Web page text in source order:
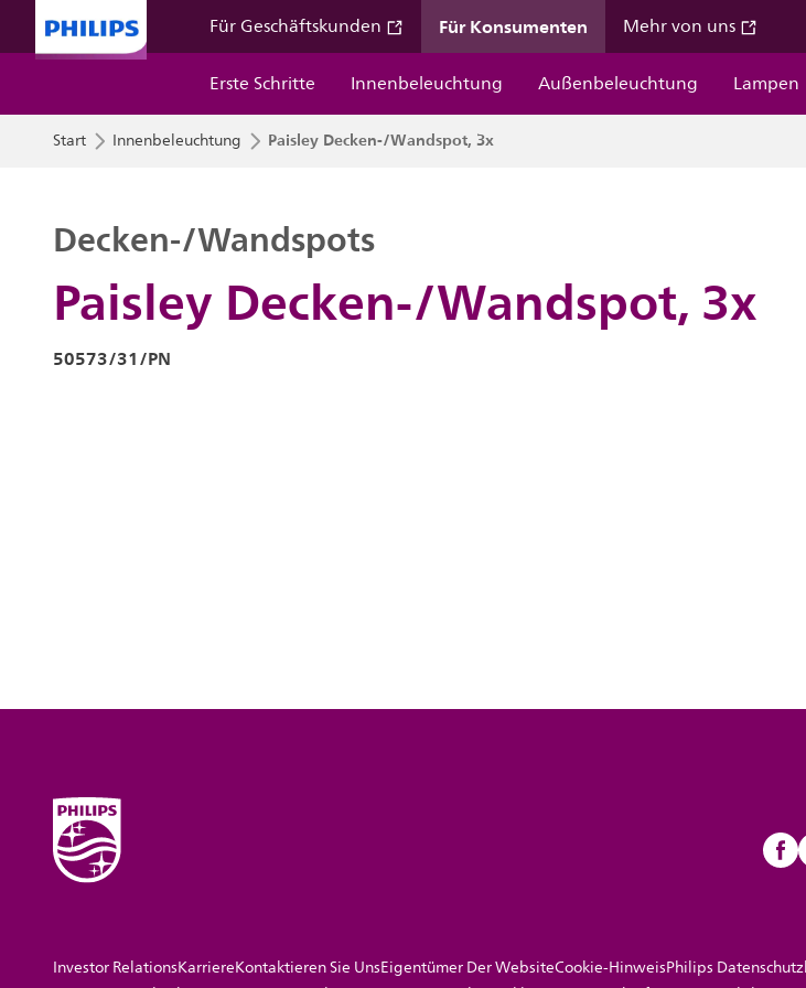
Für Geschäftskunden Für Konsumenten Mehr von uns
Erste Schritte
Innenbeleuchtung Außenbeleuchtung Lampen
Start Innenbeleuchtung Paisley Decken-/Wandspot, 3x
Paisley Decken-/Wandspot, 3x
Decken-/Wandspots
50573/31/PN
Investor RelationsKarriereKontaktieren Sie UnsEigentümer Der WebsiteCookie-HinweisPhilips